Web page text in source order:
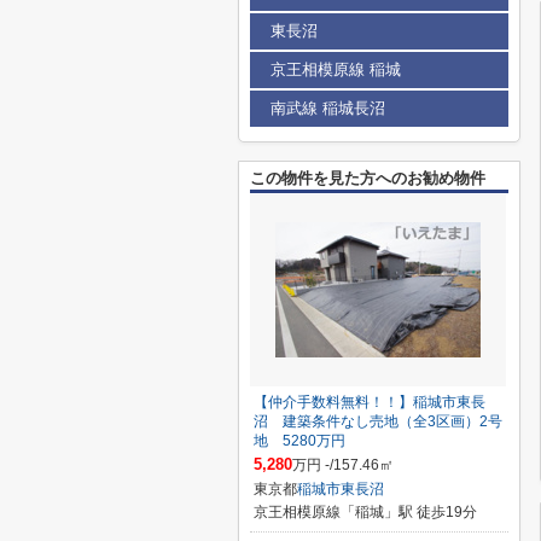
東長沼
京王相模原線 稲城
南武線 稲城長沼
この物件を見た方へのお勧め物件
【仲介手数料無料！！】稲城市東長
沼 建築条件なし売地（全3区画）2号
地 5280万円
5,280万円 -/157.46㎡
東京都稲城市東長沼
京王相模原線「稲城」駅 徒歩19分